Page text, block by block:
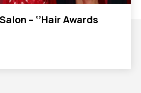
– ‘’Hair Awards